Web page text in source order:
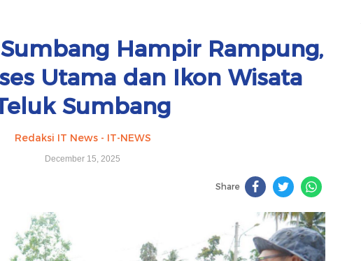
Hampir Rampung,
Utama dan Ikon Wisata
Sumbang
Redaksi IT News - IT-NEWS
December 15, 2025
Share